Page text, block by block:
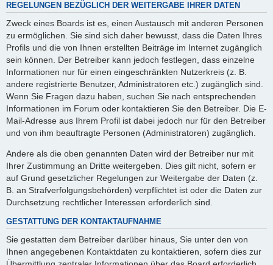
REGELUNGEN BEZÜGLICH DER WEITERGABE IHRER DATEN
Zweck eines Boards ist es, einen Austausch mit anderen Personen
zu ermöglichen. Sie sind sich daher bewusst, dass die Daten Ihres
Profils und die von Ihnen erstellten Beiträge im Internet zugänglich
sein können. Der Betreiber kann jedoch festlegen, dass einzelne
Informationen nur für einen eingeschränkten Nutzerkreis (z. B.
andere registrierte Benutzer, Administratoren etc.) zugänglich sind.
Wenn Sie Fragen dazu haben, suchen Sie nach entsprechenden
Informationen im Forum oder kontaktieren Sie den Betreiber. Die E-
Mail-Adresse aus Ihrem Profil ist dabei jedoch nur für den Betreiber
und von ihm beauftragte Personen (Administratoren) zugänglich.
Andere als die oben genannten Daten wird der Betreiber nur mit
Ihrer Zustimmung an Dritte weitergeben. Dies gilt nicht, sofern er
auf Grund gesetzlicher Regelungen zur Weitergabe der Daten (z.
B. an Strafverfolgungsbehörden) verpflichtet ist oder die Daten zur
Durchsetzung rechtlicher Interessen erforderlich sind.
GESTATTUNG DER KONTAKTAUFNAHME
Sie gestatten dem Betreiber darüber hinaus, Sie unter den von
Ihnen angegebenen Kontaktdaten zu kontaktieren, sofern dies zur